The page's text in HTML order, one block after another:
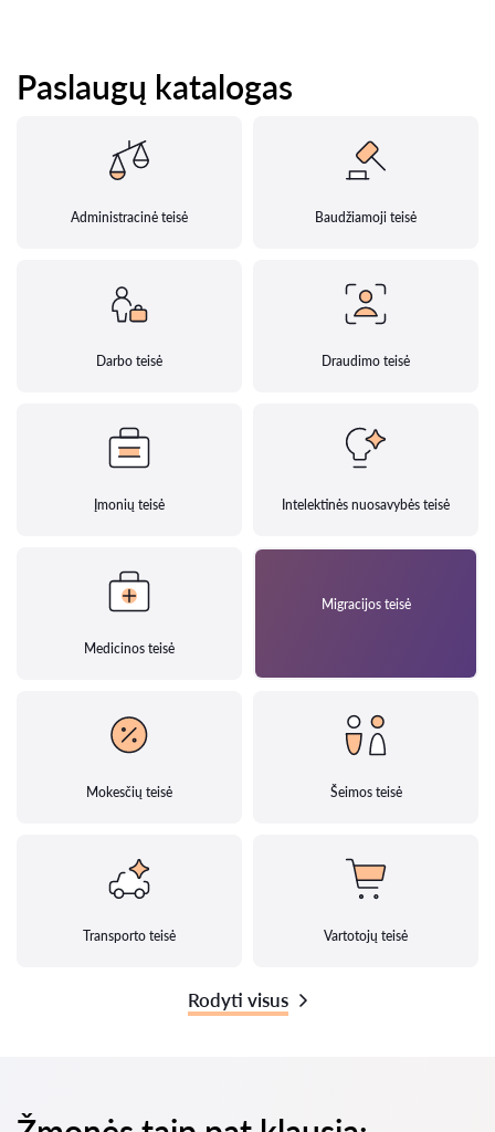
Paslaugų katalogas
Administracinė teisė Baudžiamoji teisė
Darbo teisė Draudimo teisė
Įmonių teisė Intelektinės nuosavybės teisė
Medicinos teisė
Migracijos teisė
Mokesčių teisė Šeimos teisė
Transporto teisė Vartotojų teisė
Rodyti visus